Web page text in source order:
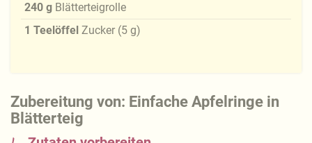
Zubereitung von: Einfache Apfelringe in
Blätterteig
240 g Blätterteigrolle
1 Teelöffel Zucker (5 g)